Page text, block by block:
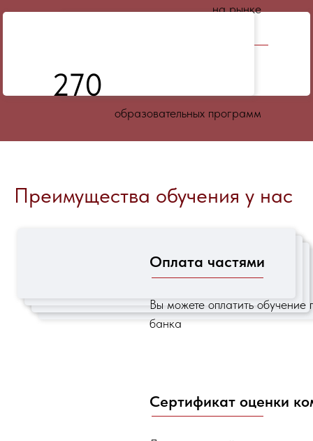
на рынке
270
образовательных программ
3 600
Преимущества обучения у нас
Оплата частями
Сертификат оценки
Вы можете оплатить обучение
банка